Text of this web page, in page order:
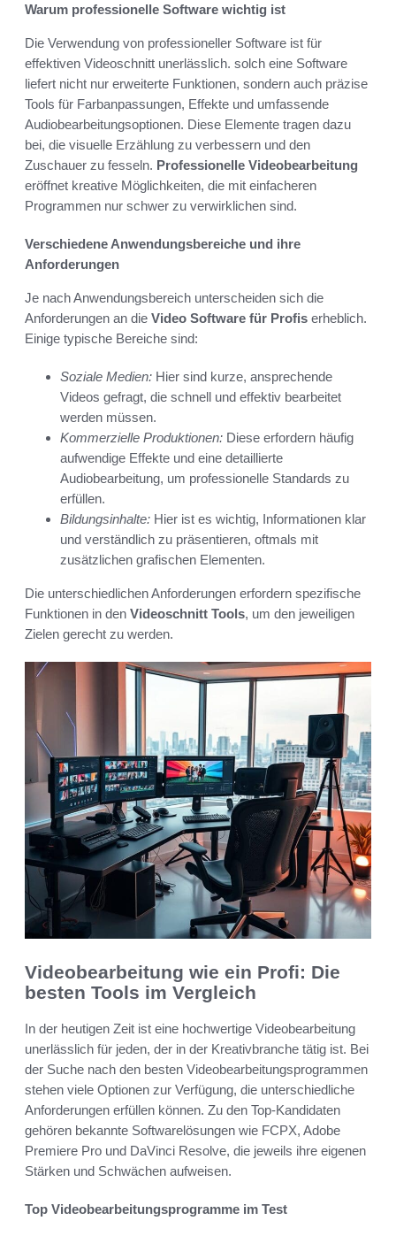
Warum professionelle Software wichtig ist
Die Verwendung von professioneller Software ist für
effektiven Videoschnitt unerlässlich. solch eine Software
liefert nicht nur erweiterte Funktionen, sondern auch präzise
Tools für Farbanpassungen, Effekte und umfassende
Audiobearbeitungsoptionen. Diese Elemente tragen dazu
bei, die visuelle Erzählung zu verbessern und den
Zuschauer zu fesseln. Professionelle Videobearbeitung
eröffnet kreative Möglichkeiten, die mit einfacheren
Programmen nur schwer zu verwirklichen sind.
Verschiedene Anwendungsbereiche und ihre
Anforderungen
Je nach Anwendungsbereich unterscheiden sich die
Anforderungen an die Video Software für Profis erheblich.
Einige typische Bereiche sind:
Soziale Medien: Hier sind kurze, ansprechende
Videos gefragt, die schnell und effektiv bearbeitet
werden müssen.
Kommerzielle Produktionen: Diese erfordern häufig
aufwendige Effekte und eine detaillierte
Audiobearbeitung, um professionelle Standards zu
erfüllen.
Bildungsinhalte: Hier ist es wichtig, Informationen klar
und verständlich zu präsentieren, oftmals mit
zusätzlichen grafischen Elementen.
Die unterschiedlichen Anforderungen erfordern spezifische
Funktionen in den Videoschnitt Tools, um den jeweiligen
Zielen gerecht zu werden.
Videobearbeitung wie ein Profi: Die
besten Tools im Vergleich
In der heutigen Zeit ist eine hochwertige Videobearbeitung
unerlässlich für jeden, der in der Kreativbranche tätig ist. Bei
der Suche nach den besten Videobearbeitungsprogrammen
stehen viele Optionen zur Verfügung, die unterschiedliche
Anforderungen erfüllen können. Zu den Top-Kandidaten
gehören bekannte Softwarelösungen wie FCPX, Adobe
Premiere Pro und DaVinci Resolve, die jeweils ihre eigenen
Stärken und Schwächen aufweisen.
Top Videobearbeitungsprogramme im Test